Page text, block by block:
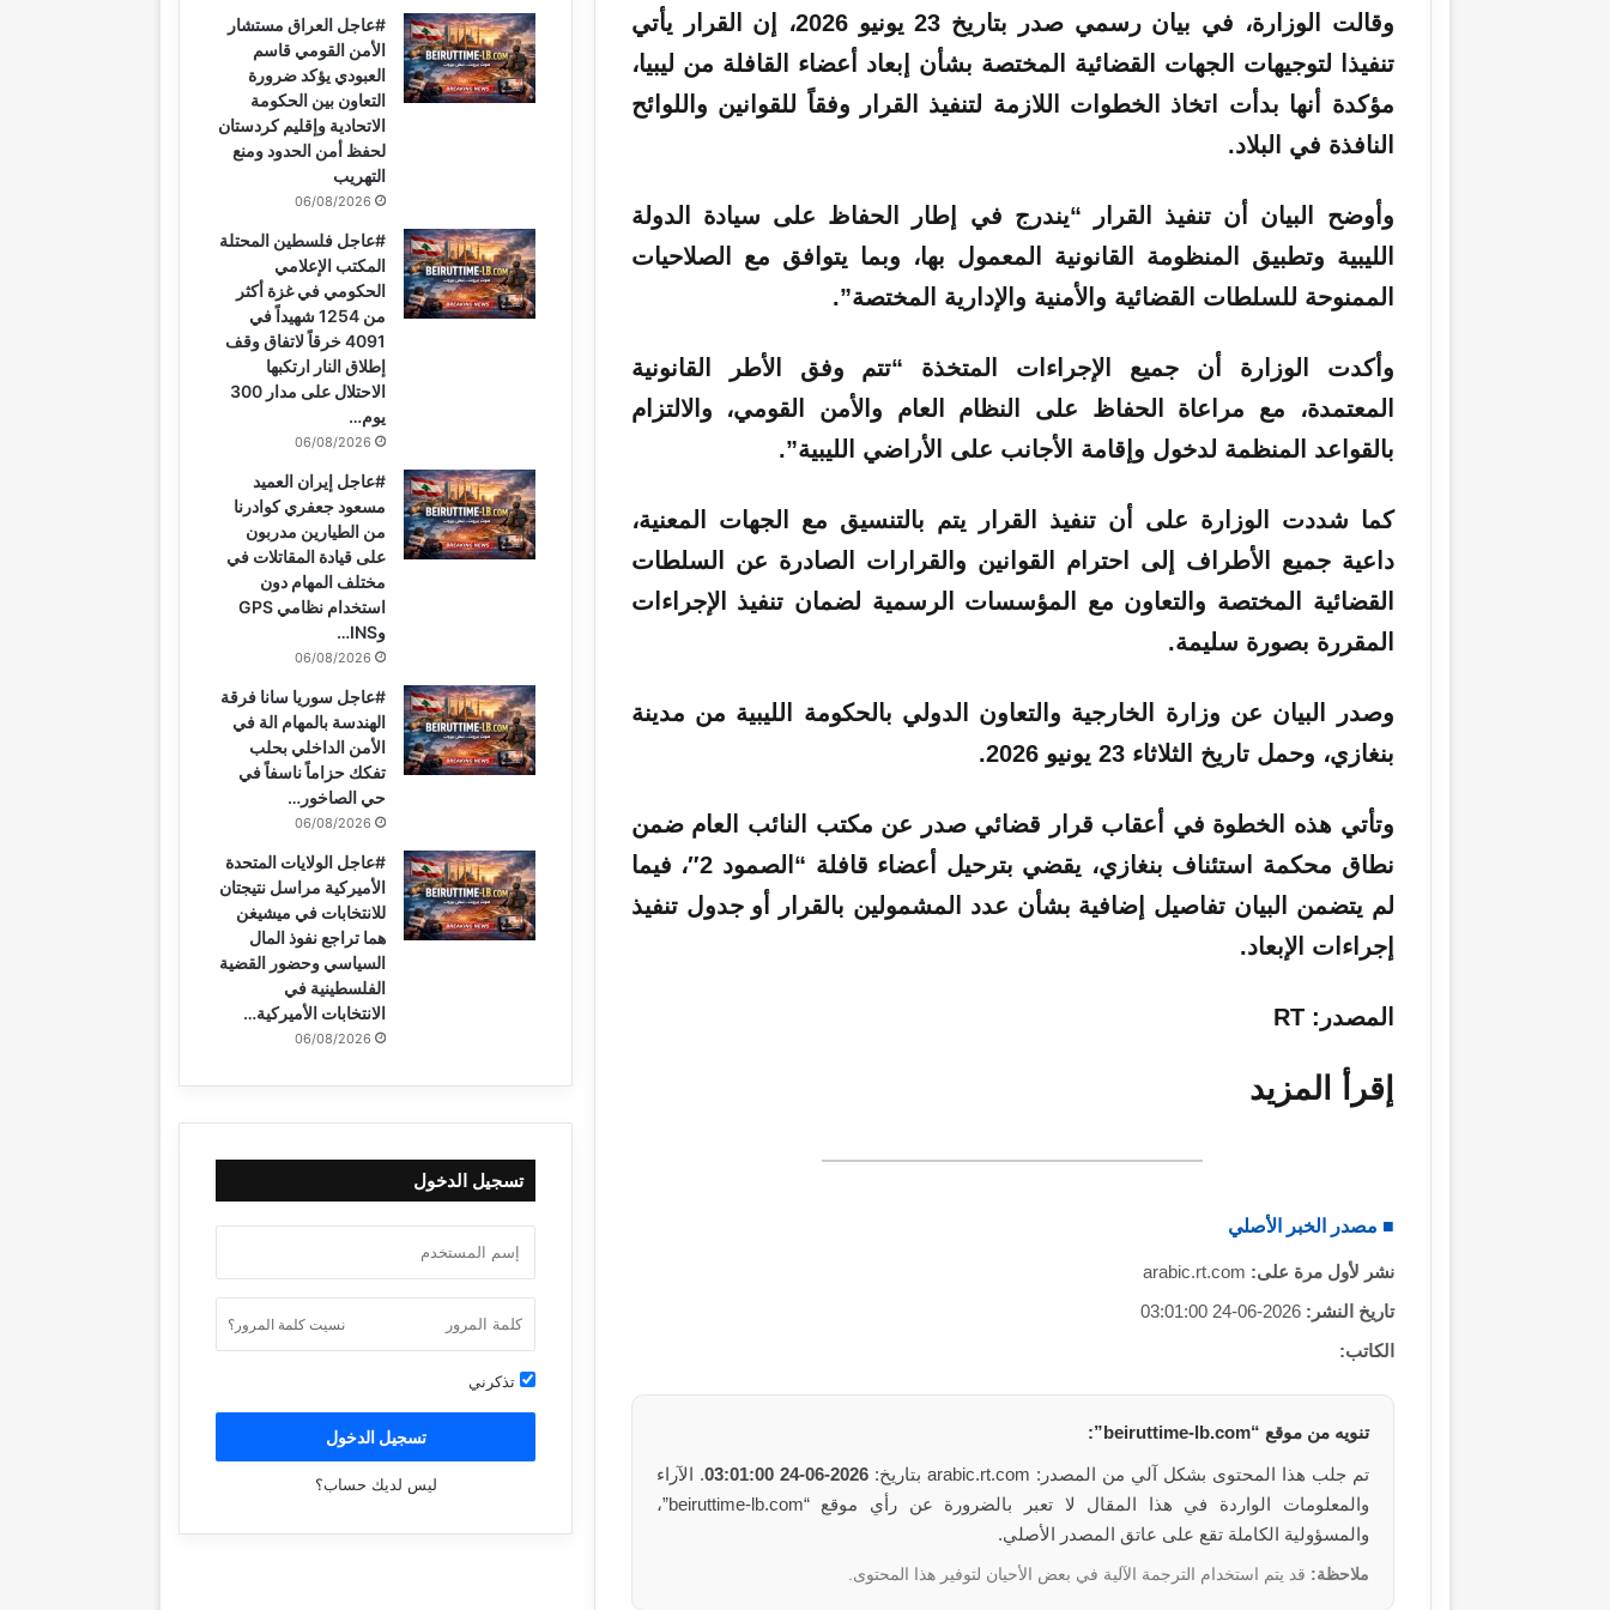
وقالت الوزارة، في بيان رسمي صدر بتاريخ 23 يونيو 2026، إن القرار
يأتي
تنفيذا لتوجيهات الجهات القضائية المختصة بشأن إبعاد أعضاء القافلة من ليبيا،
مؤكدة أنها بدأت اتخاذ الخطوات اللازمة لتنفيذ القرار وفقاً للقوانين واللوائح
النافذة في البلاد.
وأوضح البيان أن تنفيذ القرار “يندرج في إطار الحفاظ على سيادة الدولة
الليبية وتطبيق المنظومة القانونية المعمول بها، وبما يتوافق مع الصلاحيات
الممنوحة للسلطات القضائية والأمنية والإدارية المختصة”.
وأكدت الوزارة أن جميع الإجراءات المتخذة “تتم وفق الأطر القانونية
المعتمدة، مع مراعاة الحفاظ على النظام العام والأمن القومي، والالتزام
بالقواعد المنظمة لدخول وإقامة الأجانب على الأراضي الليبية”.
كما شددت الوزارة على أن تنفيذ القرار يتم بالتنسيق مع الجهات المعنية،
داعية جميع الأطراف إلى احترام القوانين والقرارات الصادرة عن السلطات
القضائية المختصة والتعاون مع المؤسسات الرسمية لضمان تنفيذ الإجراءات
المقررة بصورة سليمة.
وصدر البيان عن وزارة الخارجية والتعاون الدولي بالحكومة الليبية من مدينة
بنغازي، وحمل تاريخ الثلاثاء 23 يونيو 2026.
وتأتي هذه الخطوة في أعقاب قرار قضائي صدر عن مكتب النائب العام ضمن
نطاق محكمة استئناف بنغازي، يقضي بترحيل أعضاء قافلة “الصمود 2″، فيما
لم يتضمن البيان تفاصيل إضافية بشأن عدد المشمولين بالقرار أو جدول تنفيذ
إجراءات الإبعاد.
المصدر: RT
إقرأ المزيد
■ مصدر الخبر الأصلي
نشر لأول مرة على: arabic.rt.com
تاريخ النشر: 2026-06-24 03:01:00
الكاتب:
تنويه من موقع “beiruttime-lb.com”:
تم جلب هذا المحتوى بشكل آلي من المصدر: arabic.rt.com بتاريخ: 2026-06-24 03:01:00
. الآراء
والمعلومات الواردة في هذا المقال لا تعبر بالضرورة عن رأي موقع “beiruttime-lb.com”،
والمسؤولية الكاملة تقع على عاتق المصدر الأصلي.
ملاحظة: قد يتم استخدام الترجمة الآلية في بعض الأحيان لتوفير هذا المحتوى.
#عاجل العراق مستشار
الأمن القومي قاسم
العبودي يؤكد ضرورة
التعاون بين الحكومة
الاتحادية وإقليم كردستان
لحفظ أمن الحدود ومنع
التهريب
06/08/2026
#عاجل فلسطين المحتلة
المكتب الإعلامي
الحكومي في غزة أكثر
من 1254 شهيداً في
4091 خرقاً لاتفاق وقف
إطلاق النار ارتكبها
الاحتلال على مدار 300
يوم…
06/08/2026
#عاجل إيران العميد
مسعود جعفري كوادرنا
من الطيارين مدربون
على قيادة المقاتلات في
مختلف المهام دون
استخدام نظامي GPS
وINS…
06/08/2026
#عاجل سوريا سانا فرقة
الهندسة بالمهام الة في
الأمن الداخلي بحلب
تفكك حزاماً ناسفاً في
حي الصاخور…
06/08/2026
#عاجل الولايات المتحدة
الأميركية مراسل نتيجتان
للانتخابات في ميشيغن
هما تراجع نفوذ المال
السياسي وحضور القضية
الفلسطينية في
الانتخابات الأميركية…
06/08/2026
تسجيل الدخول
نسيت كلمة المرور؟
تذكرني
تسجيل الدخول
ليس لديك حساب؟